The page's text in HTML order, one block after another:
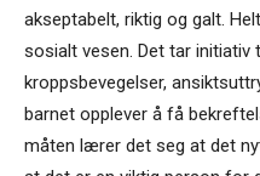
akseptabelt, riktig og galt.
sosialt vesen. Det tar initiativ
kroppsbevegelser,
barnet opplever å få
måten lærer det seg at det